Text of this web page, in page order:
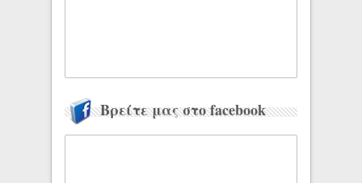
Βρείτε μας στο facebook